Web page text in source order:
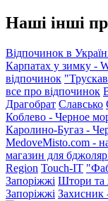
Наші інші
Відпочинок в
Карпатах у зимку -
відпочинок
все про відпочинок
Драгобрат Славсько
Коблево - Черное
Каролино-Бугаз -
MedoveMisto.com -
магазин для
Region Touch-IT
Запоріжжі Штори та
Запоріжжі Захисник